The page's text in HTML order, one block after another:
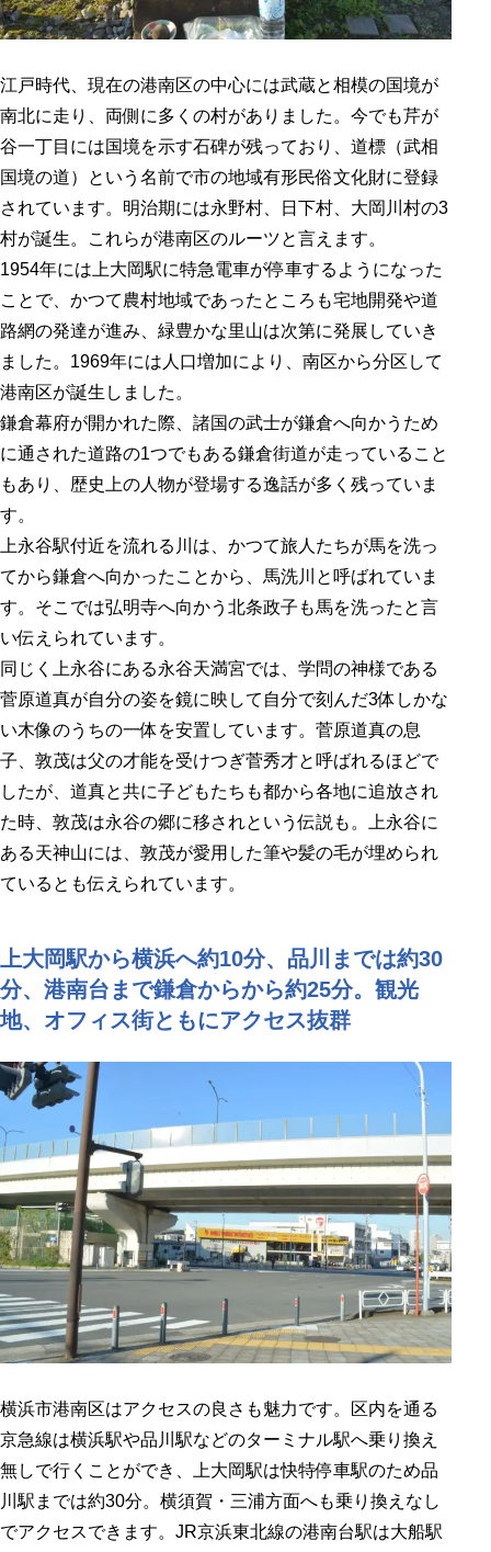
江戸時代、現在の港南区の中心には武蔵と相模の国境が
南北に走り、両側に多くの村がありました。今でも芹が
谷一丁目には国境を示す石碑が残っており、道標（武相
国境の道）という名前で市の地域有形民俗文化財に登録
されています。明治期には永野村、日下村、大岡川村の3
村が誕生。これらが港南区のルーツと言えます。
1954年には上大岡駅に特急電車が停車するようになった
ことで、かつて農村地域であったところも宅地開発や道
路網の発達が進み、緑豊かな里山は次第に発展していき
ました。1969年には人口増加により、南区から分区して
港南区が誕生しました。
鎌倉幕府が開かれた際、諸国の武士が鎌倉へ向かうため
に通された道路の1つでもある鎌倉街道が走っていること
もあり、歴史上の人物が登場する逸話が多く残っていま
す。
上永谷駅付近を流れる川は、かつて旅人たちが馬を洗っ
てから鎌倉へ向かったことから、馬洗川と呼ばれていま
す。そこでは弘明寺へ向かう北条政子も馬を洗ったと言
い伝えられています。
同じく上永谷にある永谷天満宮では、学問の神様である
菅原道真が自分の姿を鏡に映して自分で刻んだ3体しかな
い木像のうちの一体を安置しています。菅原道真の息
子、敦茂は父の才能を受けつぎ菅秀才と呼ばれるほどで
したが、道真と共に子どもたちも都から各地に追放され
た時、敦茂は永谷の郷に移されという伝説も。上永谷に
ある天神山には、敦茂が愛用した筆や髪の毛が埋められ
ているとも伝えられています。
上大岡駅から横浜へ約10分、品川までは約30
分、港南台まで鎌倉からから約25分。観光
地、オフィス街ともにアクセス抜群
横浜市港南区はアクセスの良さも魅力です。区内を通る
京急線は横浜駅や品川駅などのターミナル駅へ乗り換え
無しで行くことができ、上大岡駅は快特停車駅のため品
川駅までは約30分。横須賀・三浦方面へも乗り換えなし
でアクセスできます。JR京浜東北線の港南台駅は大船駅